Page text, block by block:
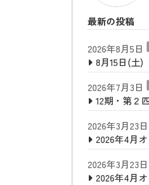
最新の投稿
2026年8月5日
8月15日(土
2026年7月3日
12期・第２
2026年3月23日
2026年4月
2026年3月23日
2026年4月